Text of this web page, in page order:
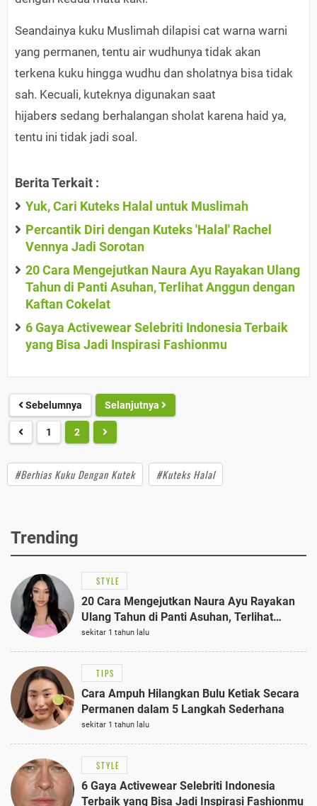
Seandainya kuku Muslimah dilapisi cat warna warni
yang permanen, tentu air wudhunya tidak akan
terkena kuku hingga wudhu dan sholatnya bisa tidak
sah. Kecuali, kuteknya digunakan saat
hijabers sedang berhalangan sholat karena haid ya,
tentu ini tidak jadi soal.
Berita Terkait :
Yuk, Cari Kuteks Halal untuk Muslimah
Percantik Diri dengan Kuteks 'Halal' Rachel
Vennya Jadi Sorotan
20 Cara Mengejutkan Naura Ayu Rayakan Ulang
Tahun di Panti Asuhan, Terlihat Anggun dengan
Kaftan Cokelat
6 Gaya Activewear Selebriti Indonesia Terbaik
yang Bisa Jadi Inspirasi Fashionmu
Sebelumnya Selanjutnya
1 2
#Berhias Kuku Dengan Kutek #Kuteks Halal
Trending
STYLE
20 Cara Mengejutkan Naura Ayu Rayakan
Ulang Tahun di Panti Asuhan, Terlihat
Anggun dengan Kaftan Cokelat
sekitar 1 tahun lalu
TIPS
Cara Ampuh Hilangkan Bulu Ketiak Secara
Permanen dalam 5 Langkah Sederhana
sekitar 1 tahun lalu
STYLE
6 Gaya Activewear Selebriti Indonesia
Terbaik yang Bisa Jadi Inspirasi Fashionmu